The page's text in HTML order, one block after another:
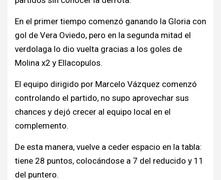
En el primer tiempo comenzó ganando la Gloria con
gol de Vera Oviedo, pero en la segunda mitad el
verdolaga lo dio vuelta gracias a los goles de
Molina x2 y Ellacopulos.
El equipo dirigido por Marcelo Vázquez comenzó
controlando el partido, no supo aprovechar sus
chances y dejó crecer al equipo local en el
complemento.
De esta manera, vuelve a ceder espacio en la tabla:
tiene 28 puntos, colocándose a 7 del reducido y 11
del puntero.